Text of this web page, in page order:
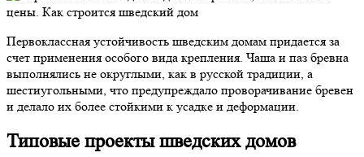
Первоклассная устойчивость шведским домам придается за
счет применения особого вида крепления. Чаша и паз бревна
выполнялись не округлыми, как в русской традиции, а
шестиугольными, что предупреждало проворачивание бревен
и делало их более стойкими к усадке и деформации.
Типовые проекты шведских домов